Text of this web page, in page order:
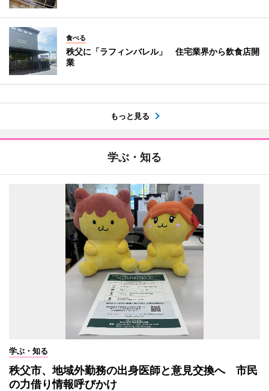
食べる
秩父に「ラフィンバレル」 住宅業界から飲食店開
業
もっと見る
学ぶ・知る
学ぶ・知る
秩父市、地域外勤務の出身医師と意見交換へ 市民
の力借り情報呼びかけ